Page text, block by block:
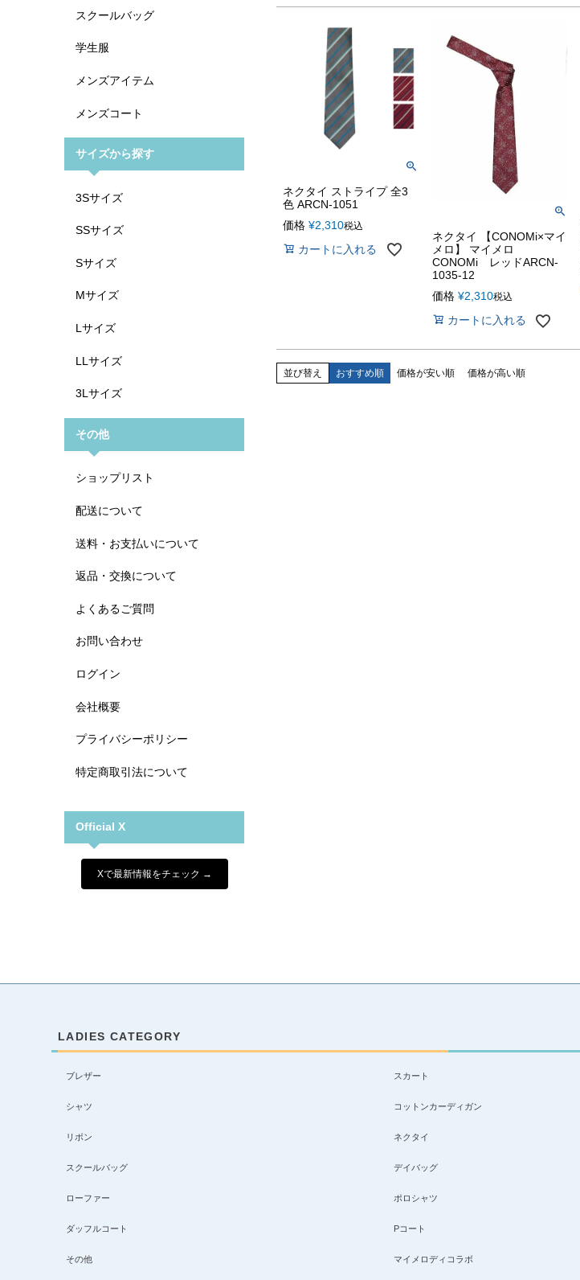
スクールバッグ
学生服
メンズアイテム
メンズコート
サイズから探す
3Sサイズ
SSサイズ
Sサイズ
Mサイズ
Lサイズ
LLサイズ
3Lサイズ
その他
ショップリスト
配送について
送料・お支払いについて
返品・交換について
よくあるご質問
お問い合わせ
ログイン
会社概要
プライバシーポリシー
特定商取引法について
Official X
Xで最新情報をチェック →
ネクタイ ストライプ 全3
色 ARCN-1051
価格 ¥2,310税込
カートに入れる
ネクタイ 【CONOMi×マイ
メロ】 マイメロ
CONOMi レッドARCN-
1035-12
価格 ¥2,310税込
カートに入れる
並び替え おすすめ順 価格が安い順 価格が高い順
LADIES CATEGORY
ブレザー スカート
シャツ コットンカーディガン
リボン ネクタイ
スクールバッグ デイバッグ
ローファー ポロシャツ
ダッフルコート Pコート
その他 マイメロディコラボ